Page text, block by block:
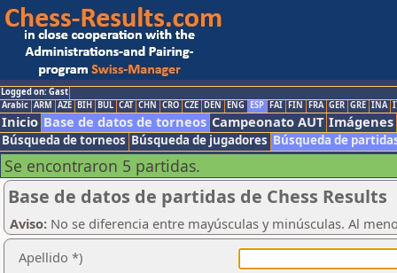
Logged on: Gast
Arabic ARM AZE BIH BUL CAT CHN CRO CZE DEN ENG ESP FAI FIN FRA GER GRE INA
Inicio Base de datos de torneos Campeonato AUT Imágenes
Búsqueda de torneos Búsqueda de jugadores Búsqueda de
Se encontraron 5 partidas.
Base de datos de partidas de Chess Results
Aviso: No se diferencia entre mayúsculas y minúsculas. Al
Apellido *)